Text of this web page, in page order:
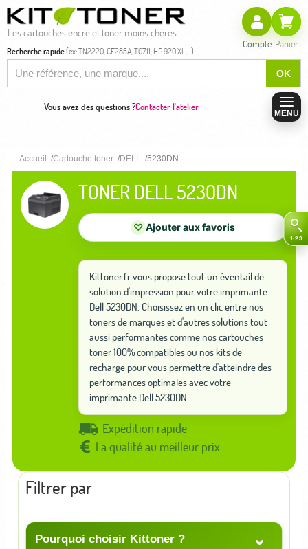
Les cartouches encre et toner moins chères
Recherche rapide(ex: TN2220, CE285A, T0711, HP 920 XL,...)
OK
Compte Panier
Vous avez des questions ?Contacter l'atelier
MENU
Accueil Cartouche toner DELL 5230DN
TONER DELL 5230DN
♡ Ajouter aux favoris
Kittoner.fr vous propose tout un éventail de
solution d'impression pour votre imprimante
Dell 5230DN. Choisissez en un clic entre nos
toners de marques et d'autres solutions tout
aussi performantes comme nos cartouches
toner 100% compatibles ou nos kits de
recharge pour vous permettre d'atteindre des
performances optimales avec votre
imprimante Dell 5230DN.
Expédition rapide
La qualité au meilleur prix
Filtrer par
Pourquoi choisir Kittoner ? ⌄